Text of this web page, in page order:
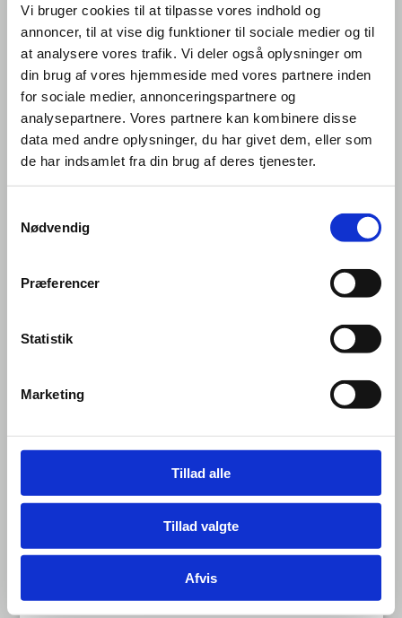
Vi bruger cookies til at tilpasse vores indhold og
annoncer, til at vise dig funktioner til sociale medier og til
at analysere vores trafik. Vi deler også oplysninger om
din brug af vores hjemmeside med vores partnere inden
for sociale medier, annonceringspartnere og
analysepartnere. Vores partnere kan kombinere disse
data med andre oplysninger, du har givet dem, eller som
de har indsamlet fra din brug af deres tjenester.
Nødvendig
Præferencer
Statistik
Marketing
Tillad alle
Tillad valgte
Afvis
Vanløse - Grundforløb
GRUNDFORLØB VANLØSE START 1.
SEPTEMBER 2026
Tirsdag den 8. september 2026 16.00 -
Tirsdag den 15. september 2026 16.00 -
Tirsdag den 22. september 2026 16.00
Åndedrætssal, Jernbane Allé 45, 3. sal,
Under 30 år: 4.000,00 kr.